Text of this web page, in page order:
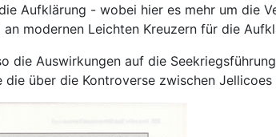
Aufklärung - wobei hier es mehr um die
modernen Leichten Kreuzern für die
die Auswirkungen auf die
über die Kontroverse zwischen Jellicoes